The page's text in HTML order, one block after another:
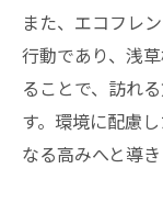
非日常
特別な
自分
浅草橋
また、エコフレ
行動であり、浅
ることで、訪れ
す。環境に配慮
なる高みへと導き